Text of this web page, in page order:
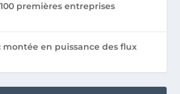
premières entreprises
montée en puissance des flux